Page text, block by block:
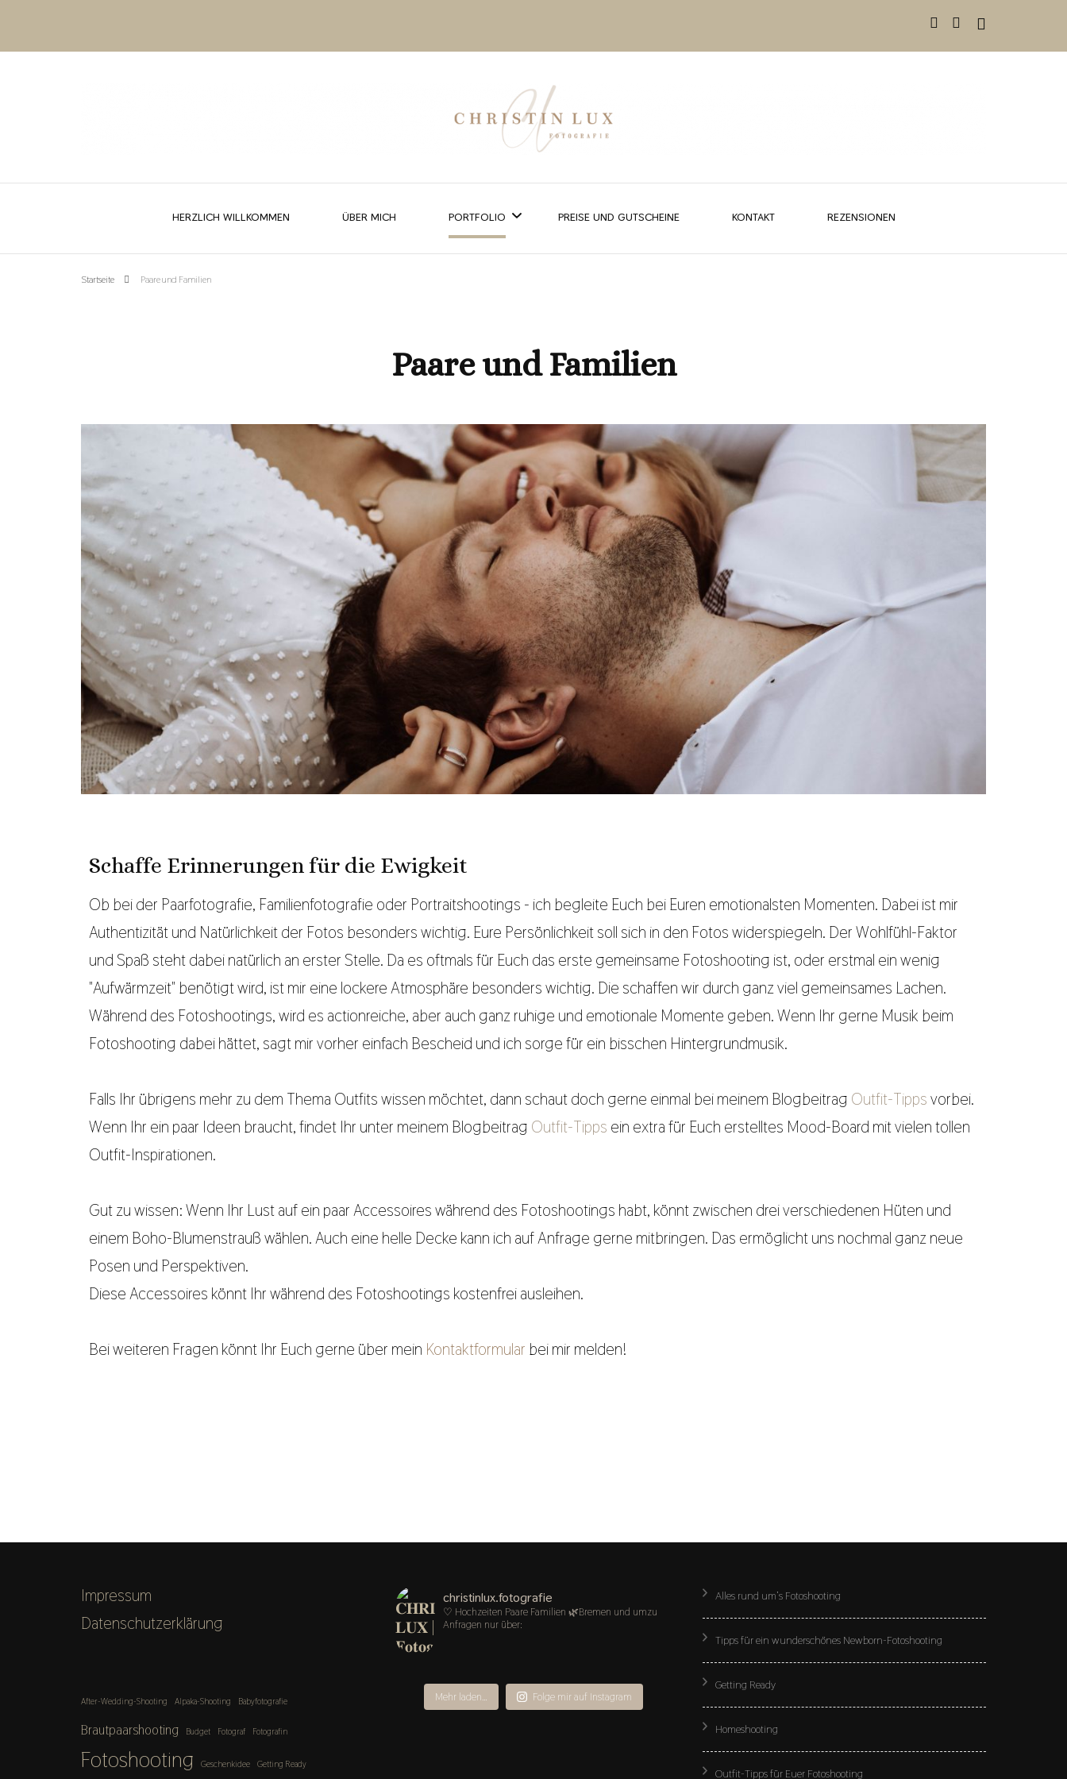
HERZLICH WILLKOMMEN ÜBER MICH PORTFOLIO
TIERE
PREISE UND GUTSCHEINE KONTAKT REZENSIONEN
Startseite Paare und Familien
Paare und Familien
Schaffe Erinnerungen für die Ewigkeit
Ob bei der Paarfotografie, Familienfotografie oder Portraitshootings - ich begleite Euch bei Euren emotionalsten Momenten. Dabei ist mir
Authentizität und Natürlichkeit der Fotos besonders wichtig. Eure Persönlichkeit soll sich in den Fotos widerspiegeln. Der Wohlfühl-Faktor
und Spaß steht dabei natürlich an erster Stelle. Da es oftmals für Euch das erste gemeinsame Fotoshooting ist, oder erstmal ein wenig
"Aufwärmzeit" benötigt wird, ist mir eine lockere Atmosphäre besonders wichtig. Die schaffen wir durch ganz viel gemeinsames Lachen.
Während des Fotoshootings, wird es actionreiche, aber auch ganz ruhige und emotionale Momente geben. Wenn Ihr gerne Musik beim
Fotoshooting dabei hättet, sagt mir vorher einfach Bescheid und ich sorge für ein bisschen Hintergrundmusik.
Falls Ihr übrigens mehr zu dem Thema Outfits wissen möchtet, dann schaut doch gerne einmal bei meinem Blogbeitrag Outfit-Tippsvorbei.
Wenn Ihr ein paar Ideen braucht, findet Ihr unter meinem Blogbeitrag Outfit-Tipps ein extra für Euch erstelltes Mood-Board mit vielen tollen
Outfit-Inspirationen.
Gut zu wissen: Wenn Ihr Lust auf ein paar Accessoires während des Fotoshootings habt, könnt zwischen drei verschiedenen Hüten und
einem Boho-Blumenstrauß wählen. Auch eine helle Decke kann ich auf Anfrage gerne mitbringen. Das ermöglicht uns nochmal ganz neue
Posen und Perspektiven.
Diese Accessoires könnt Ihr während des Fotoshootings kostenfrei ausleihen.
Bei weiteren Fragen könnt Ihr Euch gerne über mein Kontaktformular bei mir melden!
Impressum
Datenschutzerklärung
After-Wedding-Shooting Alpaka-Shooting Babyfotografie
Brautpaarshooting Budget Fotograf Fotografin
Fotoshooting Geschenkidee Getting Ready
christinlux.fotografie
♡ Hochzeiten Paare Familien 🌿Bremen und umzu
Anfragen nur über:
Mehr laden… Folge mir auf Instagram
Alles rund um’s Fotoshooting
Tipps für ein wunderschönes Newborn-Fotoshooting
Getting Ready
Homeshooting
Outfit-Tipps für Euer Fotoshooting